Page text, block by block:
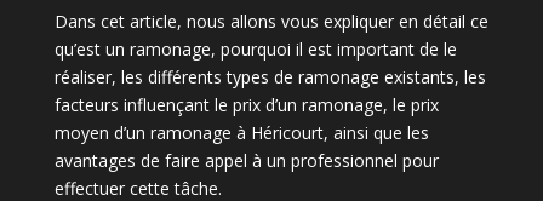
Dans cet article, nous allons vous expliquer en détail ce
qu’est un ramonage, pourquoi il est important de le
réaliser, les différents types de ramonage existants, les
facteurs influençant le prix d’un ramonage, le prix
moyen d’un ramonage à Héricourt, ainsi que les
avantages de faire appel à un professionnel pour
effectuer cette tâche.